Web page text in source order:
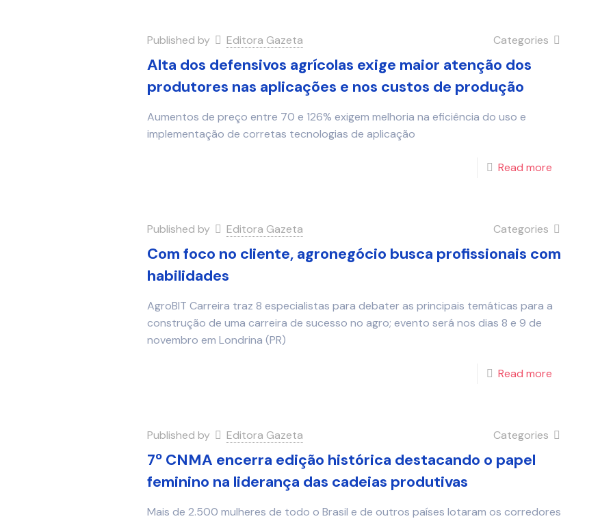
Published by Editora Gazeta Categories
Alta dos defensivos agrícolas exige maior atenção dos
produtores nas aplicações e nos custos de produção
Aumentos de preço entre 70 e 126% exigem melhoria na eficiência do uso e
implementação de corretas tecnologias de aplicação
Read more
Published by Editora Gazeta Categories
Com foco no cliente, agronegócio busca profissionais com
habilidades
AgroBIT Carreira traz 8 especialistas para debater as principais temáticas para a
construção de uma carreira de sucesso no agro; evento será nos dias 8 e 9 de
novembro em Londrina (PR)
Read more
Published by Editora Gazeta Categories
7º CNMA encerra edição histórica destacando o papel
feminino na liderança das cadeias produtivas
Mais de 2.500 mulheres de todo o Brasil e de outros países lotaram os corredores